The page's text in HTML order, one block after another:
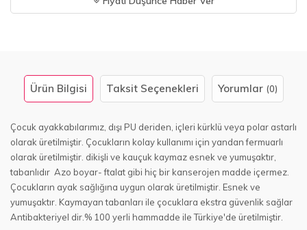
Ürün Bilgisi Taksit Seçenekleri Yorumlar (0)
Çocuk ayakkabılarımız, dışı PU deriden, içleri kürklü veya polar astarlı
olarak üretilmiştir. Çocukların kolay kullanımı için yandan fermuarlı
olarak üretilmiştir. dikişli ve kauçuk kaymaz esnek ve yumuşaktır,
tabanlıdır Azo boyar- ftalat gibi hiç bir kanserojen madde içermez.
Çocukların ayak sağlığına uygun olarak üretilmiştir. Esnek ve
yumuşaktır. Kaymayan tabanları ile çocuklara ekstra güvenlik sağlar
Antibakteriyel dir.% 100 yerli hammadde ile Türkiye'de üretilmiştir.